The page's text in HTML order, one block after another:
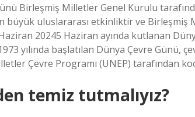
Birleşmiş Milletler Genel Kurulu
büyük uluslararası etkinliktir ve Birleşmiş
20245 Haziran ayında kutlanan
yılında başlatılan Dünya Çevre Günü,
Çevre Programı (UNEP) tarafından
temiz tutmalıyız?